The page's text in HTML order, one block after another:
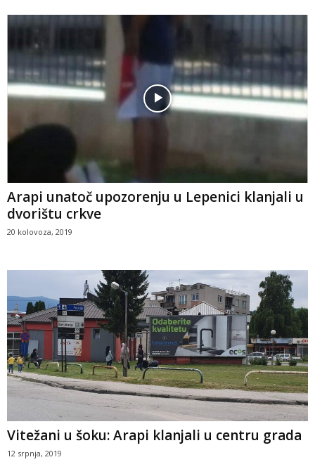
Arapi unatoč upozorenju u Lepenici klanjali u
dvorištu crkve
20 kolovoza, 2019
Vitežani u šoku: Arapi klanjali u centru grada
12 srpnja, 2019